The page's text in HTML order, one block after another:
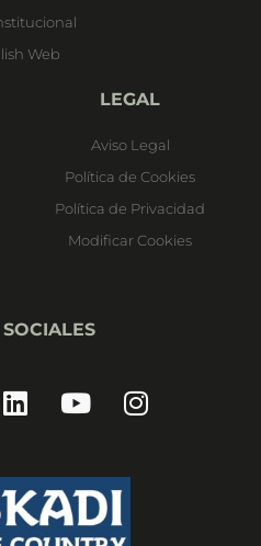
Web
LEGAL
Aviso Legal
Política de Cookies
Política de Privacidad
Modificar Cookies